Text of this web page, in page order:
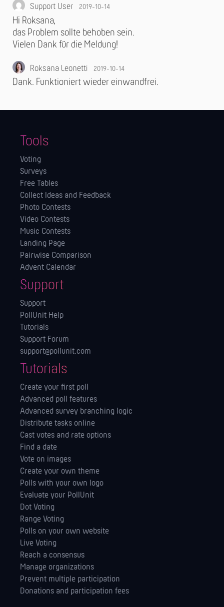
Support User 2019-10-14
Hi Roksana,
das Problem sollte behoben sein.
Vielen Dank für die Meldung!
Roksana Leonetti 2019-10-14
Dank. Funktioniert wieder einwandfrei.
Tools
Voting
Surveys
Free Tables
Collect Ideas and Feedback
Photo Contests
Video Contests
Music Contests
Landing Page
Pairwise Comparison
Advent Calendar
Support
Support
PollUnit Help
Tutorials
Support Forum
support@pollunit.com
Tutorials
Create your first poll
Advanced poll features
Advanced survey branching logic
Distribute tasks online
Cast votes and rate options
Find a date
Vote on images
Create your own theme
Polls with your own logo
Evaluate your PollUnit
Dot Voting
Range Voting
Polls on your own website
Live Voting
Reach a consensus
Manage orga­nizations
Prevent multiple participation
Donations and participation fees